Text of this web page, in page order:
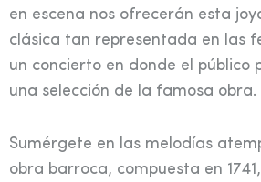
en escena nos ofrecerán esta
clásica tan representada en las
un concierto en donde el público
una selección de la famosa obra.
Sumérgete en las melodías
obra barroca, compuesta en